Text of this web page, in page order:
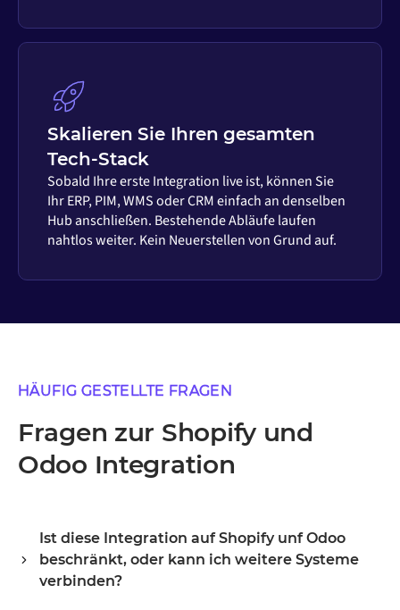
Skalieren Sie Ihren gesamten
Tech-Stack
Sobald Ihre erste Integration live ist, können Sie
Ihr ERP, PIM, WMS oder CRM einfach an denselben
Hub anschließen. Bestehende Abläufe laufen
nahtlos weiter. Kein Neuerstellen von Grund auf.
HÄUFIG GESTELLTE FRAGEN
Fragen zur Shopify und
Odoo Integration
Ist diese Integration auf Shopify unf Odoo
beschränkt, oder kann ich weitere Systeme
verbinden?